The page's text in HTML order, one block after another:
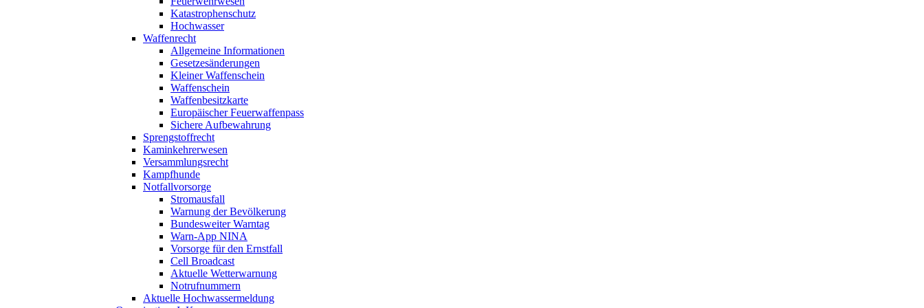
Katastrophenschutz
Hochwasser
Waffenrecht
Allgemeine Informationen
Gesetzesänderungen
Kleiner Waffenschein
Waffenschein
Waffenbesitzkarte
Europäischer Feuerwaffenpass
Sichere Aufbewahrung
Sprengstoffrecht
Kaminkehrerwesen
Versammlungsrecht
Kampfhunde
Notfallvorsorge
Stromausfall
Warnung der Bevölkerung
Bundesweiter Warntag
Warn-App NINA
Vorsorge für den Ernstfall
Cell Broadcast
Aktuelle Wetterwarnung
Notrufnummern
Aktuelle Hochwassermeldung